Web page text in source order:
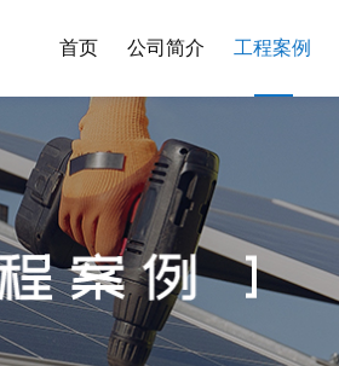
首页 公司简介 工程案例